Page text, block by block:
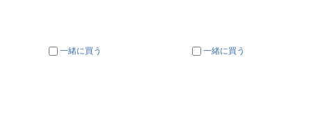
一緒に買う 一緒に買う